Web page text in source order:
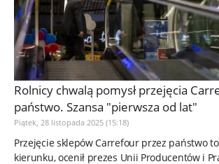
Rolnicy chwalą pomysł przejęcia
państwo. Szansa "pierwsza od lat"
Piątek, 28 listopada 2025 (15:18)
Przejęcie sklepów Carrefour przez państwo
kierunku, ocenił prezes Unii Producentów i